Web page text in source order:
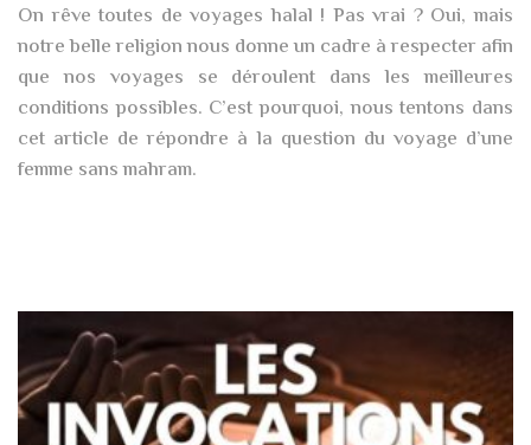
On rêve toutes de voyages halal ! Pas vrai ? Oui, mais
notre belle religion nous donne un cadre à respecter afin
que nos voyages se déroulent dans les meilleures
conditions possibles. C’est pourquoi, nous tentons dans
cet article de répondre à la question du voyage d’une
femme sans mahram.